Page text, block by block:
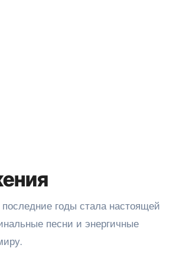
годы стала настоящей
песни и энергичные